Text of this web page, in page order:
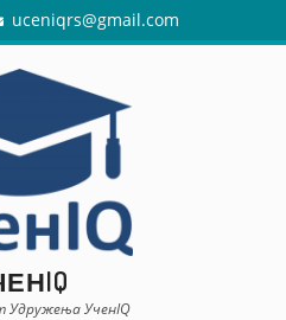
uceniqrs@gmail.com
Удружења УченIQ